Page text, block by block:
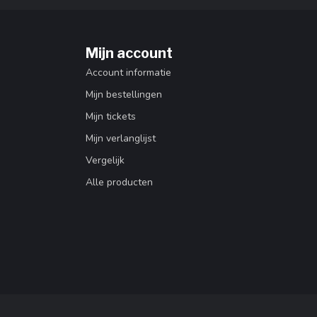
Mijn account
Account informatie
Mijn bestellingen
Mijn tickets
Mijn verlanglijst
Vergelijk
Alle producten